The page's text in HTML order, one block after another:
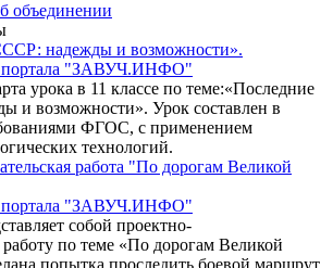
объединении
надежды и возможности».
портала "ЗАВУЧ.ИНФО"
урока в 11 классе по теме:«Последние
и возможности». Урок составлен в
ФГОС, с применением
технологий.
работа "По дорогам Великой
портала "ЗАВУЧ.ИНФО"
собой проектно-
работу по теме «По дорогам Великой
попытка проследить боевой маршрут